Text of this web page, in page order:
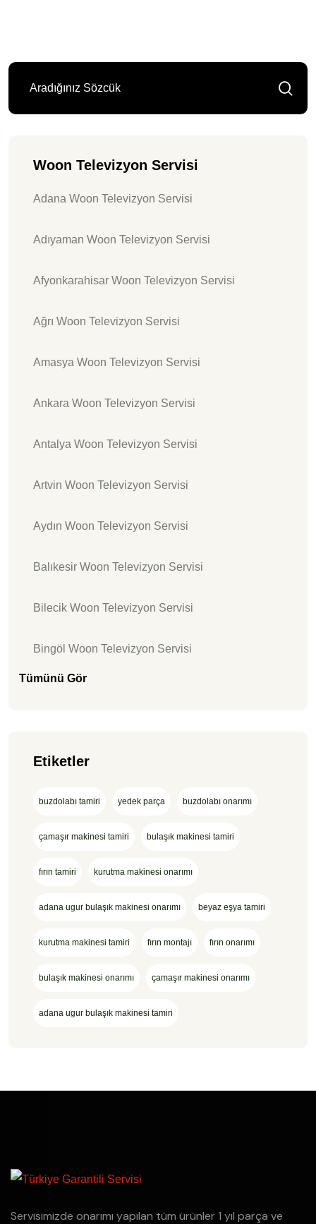
Woon Televizyon Servisi
Adana Woon Televizyon Servisi
Adıyaman Woon Televizyon Servisi
Afyonkarahisar Woon Televizyon Servisi
Ağrı Woon Televizyon Servisi
Amasya Woon Televizyon Servisi
Ankara Woon Televizyon Servisi
Antalya Woon Televizyon Servisi
Artvin Woon Televizyon Servisi
Aydın Woon Televizyon Servisi
Balıkesir Woon Televizyon Servisi
Bilecik Woon Televizyon Servisi
Bingöl Woon Televizyon Servisi
Tümünü Gör
Etiketler
buzdolabı tamiri yedek parça buzdolabı onarımı
çamaşır makinesi tamiri bulaşık makinesi tamiri
fırın tamiri kurutma makinesi onarımı
adana ugur bulaşık makinesi onarımı beyaz eşya tamiri
kurutma makinesi tamiri fırın montajı fırın onarımı
bulaşık makinesi onarımı çamaşır makinesi onarımı
adana ugur bulaşık makinesi tamiri
Servisimizde onarımı yapılan tüm ürünler 1 yıl parça ve